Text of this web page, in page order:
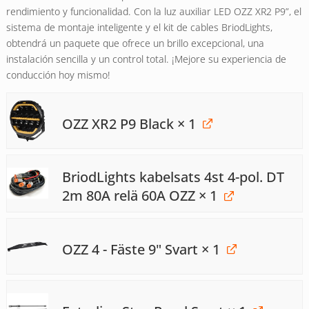
rendimiento y funcionalidad. Con la luz auxiliar LED OZZ XR2 P9”, el
sistema de montaje inteligente y el kit de cables BriodLights,
obtendrá un paquete que ofrece un brillo excepcional, una
instalación sencilla y un control total. ¡Mejore su experiencia de
conducción hoy mismo!
OZZ XR2 P9 Black× 1
BriodLights kabelsats 4st 4-pol. DT
2m 80A relä 60A OZZ× 1
OZZ 4 - Fäste 9" Svart × 1